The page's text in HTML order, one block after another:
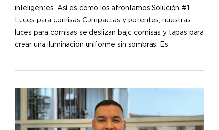
inteligentes. Así es como los afrontamos:Solución #1.
Luces para cornisas Compactas y potentes, nuestras
luces para cornisas se deslizan bajo cornisas y tapas para
crear una iluminación uniforme sin sombras. Es